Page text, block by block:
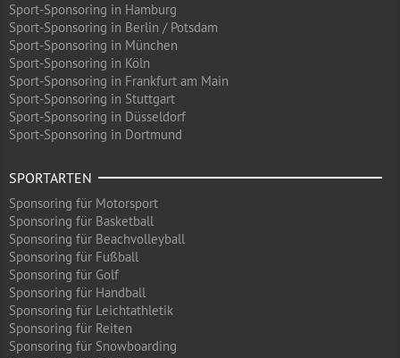
Sport-Sponsoring in Hamburg
Sport-Sponsoring in Berlin / Potsdam
Sport-Sponsoring in München
Sport-Sponsoring in Köln
Sport-Sponsoring in Frankfurt am Main
Sport-Sponsoring in Stuttgart
Sport-Sponsoring in Düsseldorf
Sport-Sponsoring in Dortmund
SPORTARTEN
Sponsoring für Motorsport
Sponsoring für Basketball
Sponsoring für Beachvolleyball
Sponsoring für Fußball
Sponsoring für Golf
Sponsoring für Handball
Sponsoring für Leichtathletik
Sponsoring für Reiten
Sponsoring für Snowboarding